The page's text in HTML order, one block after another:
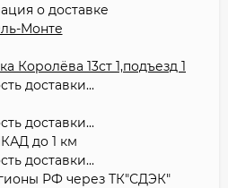
о доставке
Монте
Королёва 13ст 1,подъезд 1
доставки...
доставки...
до 1 км
доставки...
РФ через ТК"СДЭК"